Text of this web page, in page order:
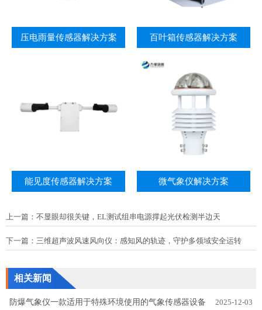
压电雨量传感器解决方案 百叶箱传感器解决方案
能见度传感器解决方案 微气象仪解决方案
上一篇： 不显眼却很关键，EL测试组串电源撑起光伏检测半边天
下一篇： 三维超声波风速风向仪：感知风的轨迹，守护多领域安全运转
相关新闻
防爆气象仪一款适用于特殊环境使用的气象传感器设备 2025-12-03